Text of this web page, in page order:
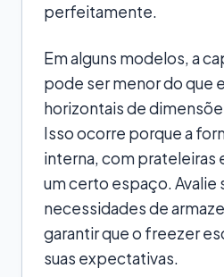
perfeitamente.
Em alguns modelos, a
pode ser menor do que
horizontais de
Isso ocorre porque a
interna, com prateleiras
um certo espaço. Avalie
necessidades de
garantir que o freezer
suas expectativas.